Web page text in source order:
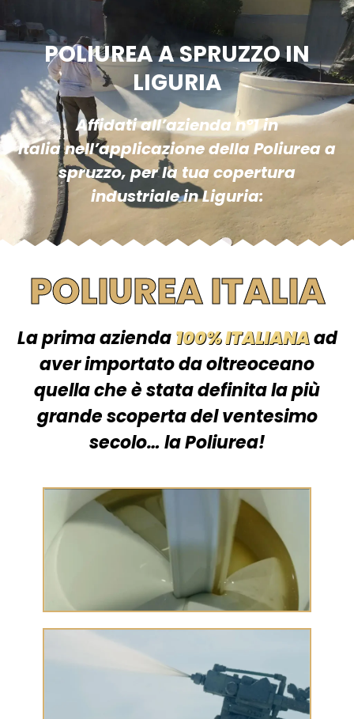
POLIUREA A SPRUZZO IN
LIGURIA
Affidati all’azienda n°1 in
Italia nell’applicazione della Poliurea a
spruzzo, per la tua copertura
industriale in Liguria:
POLIUREA ITALIA
La prima azienda100% ITALIANAad
aver importato da oltreoceano
quella che è stata definita la più
grande scoperta del ventesimo
secolo… la Poliurea!